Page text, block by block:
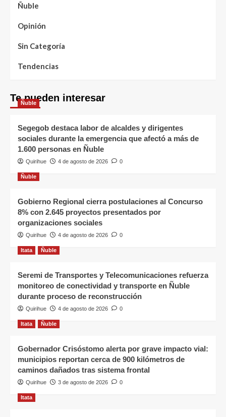
Ñuble
Opinión
Sin Categoría
Tendencias
Te pueden interesar
Ñuble
Segegob destaca labor de alcaldes y dirigentes
sociales durante la emergencia que afectó a más de
1.600 personas en Ñuble
Quirihue 4 de agosto de 2026 0
Ñuble
Gobierno Regional cierra postulaciones al Concurso
8% con 2.645 proyectos presentados por
organizaciones sociales
Quirihue 4 de agosto de 2026 0
Itata Ñuble
Seremi de Transportes y Telecomunicaciones refuerza
monitoreo de conectividad y transporte en Ñuble
durante proceso de reconstrucción
Quirihue 4 de agosto de 2026 0
Itata Ñuble
Gobernador Crisóstomo alerta por grave impacto vial:
municipios reportan cerca de 900 kilómetros de
caminos dañados tras sistema frontal
Quirihue 3 de agosto de 2026 0
Itata